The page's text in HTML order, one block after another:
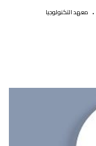
. معهد التكنولوجيا